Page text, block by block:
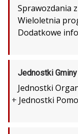
Sprawozdania
Wieloletnia
Dodatkowe
Jednostki Gminy
Jednostki
+ Jednostki